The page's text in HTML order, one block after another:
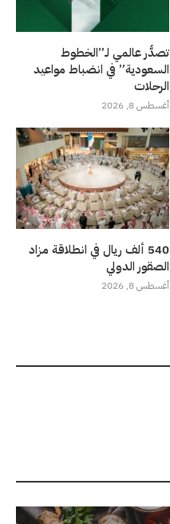
تصدُّر عالمي لـ”الخطوط
السعودية” في انضباط مواعيد
الرحلات
أغسطس 8, 2026
540 ألف ريال في انطلاقة مزاد
الصقور الدولي
أغسطس 8, 2026